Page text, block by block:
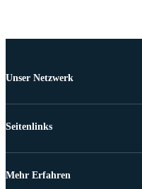
Unser Netzwerk
Seitenlinks
Mehr Erfahren